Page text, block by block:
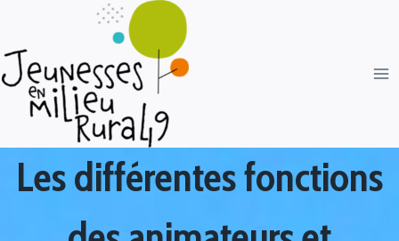
Les différentes fonctions